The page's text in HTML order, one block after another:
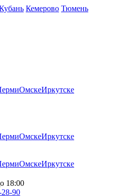
Кемерово Тюмень
ОмскеИркутске
ОмскеИркутске
ОмскеИркутске
18:00
90